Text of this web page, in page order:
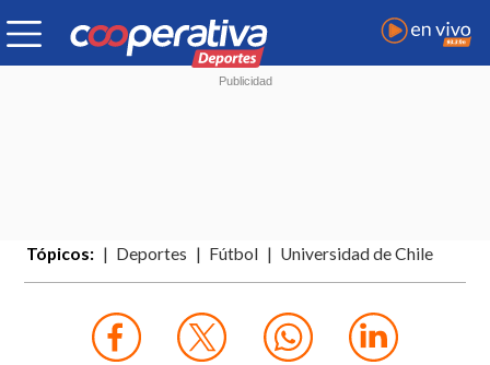
Tópicos: Deportes Fútbol Universidad de Chile